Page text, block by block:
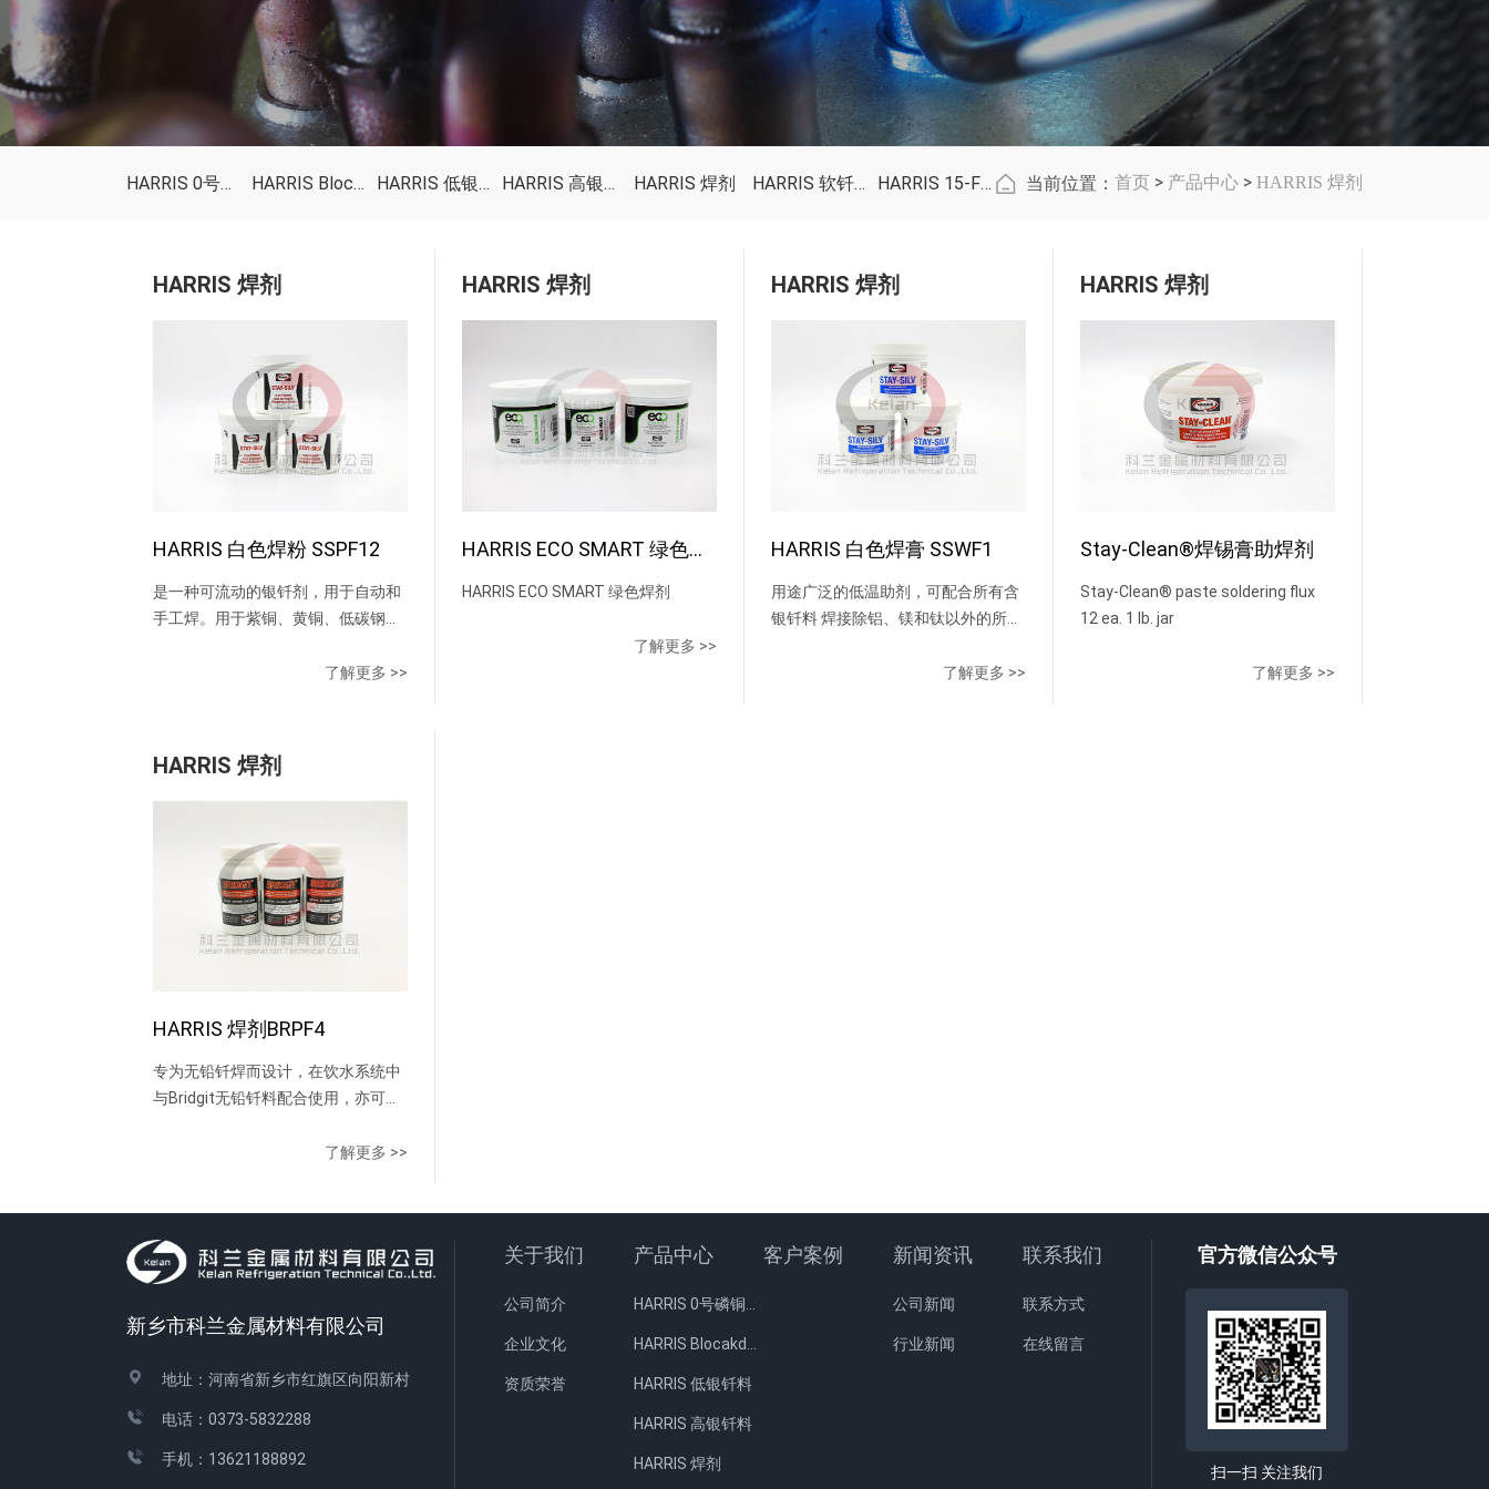
HARRIS 0号磷铜钎料 HARRIS Blocakde FC药皮焊条 HARRIS 低银钎料 HARRIS 高银钎料 HARRIS 焊剂 HARRIS 软钎料 HARRIS 15-FC低烟青铜焊剂涂层 HARRIS 焊接配件
当前位置： 首页 > 产品中心 > HARRIS 焊剂
HARRIS 焊剂
HARRIS 白色焊粉 SSPF12
是一种可流动的银钎剂，用于自动和
手工焊。用于紫铜、黄铜、低碳钢、
焊接。具有很强的活性，使用寿命
刷，使用简单方便，却保涂刷精确，
也可除去多余的钎 剂，本品对于焊接
具有保护的作用。
了解更多 >>
HARRIS 焊剂
HARRIS ECO SMART 绿色焊剂
HARRIS ECO SMART 绿色焊剂
了解更多 >>
HARRIS 焊剂
HARRIS 白色焊膏 SSWF1
用途广泛的低温助剂，可配合所有含
银钎料 焊接除铝、镁和钛以外的所有
了解更多 >>
HARRIS 焊剂
Stay-Clean®焊锡膏助焊剂
Stay-Clean® paste soldering flux
12 ea. 1 lb. jar
了解更多 >>
HARRIS 焊剂
HARRIS 焊剂BRPF4
专为无铅钎焊而设计，在饮水系统中
与Bridgit无铅钎料配合使用，亦可以
饮水法案的所有要求。 427˚ C以下有
了解更多 >>
新乡市科兰金属材料有限公司
地址：河南省新乡市红旗区向阳新村
电话：0373-5832288
手机：13621188892
关于我们
公司简介
企业文化
资质荣誉
产品中心
HARRIS 低银钎料
HARRIS 高银钎料
HARRIS 焊剂
客户案例 新闻资讯
公司新闻
行业新闻
联系我们
联系方式
在线留言
官方微信公众号
扫一扫 关注我们